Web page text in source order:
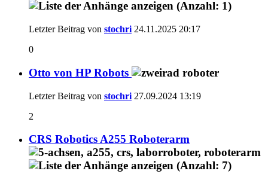
Letzter Beitrag von stochri 24.11.2025 20:17
0
Otto von HP Robots
Letzter Beitrag von stochri 27.09.2024 13:19
2
CRS Robotics A255 Roboterarm